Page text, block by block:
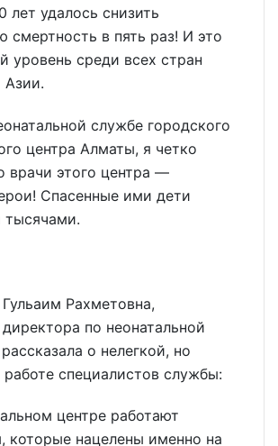
лет удалось снизить
смертность в пять раз! И это
уровень среди всех стран
Азии.
службе городского
центра Алматы, я четко
врачи этого центра —
Спасенные ими дети
тысячами.
Рахметовна,
по неонатальной
о нелегкой, но
работе специалистов службы:
центре работают
которые нацелены именно на